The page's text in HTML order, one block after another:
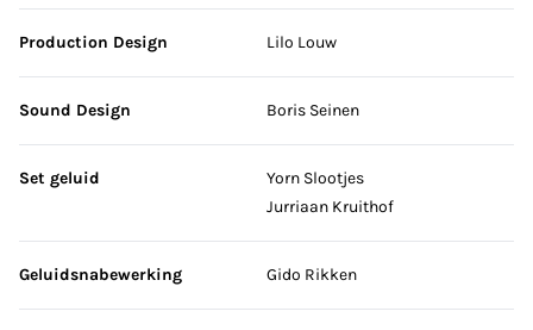
Production Design Lilo Louw
Sound Design Boris Seinen
Set geluid
Yorn Slootjes
Jurriaan Kruithof
Geluidsnabewerking Gido Rikken